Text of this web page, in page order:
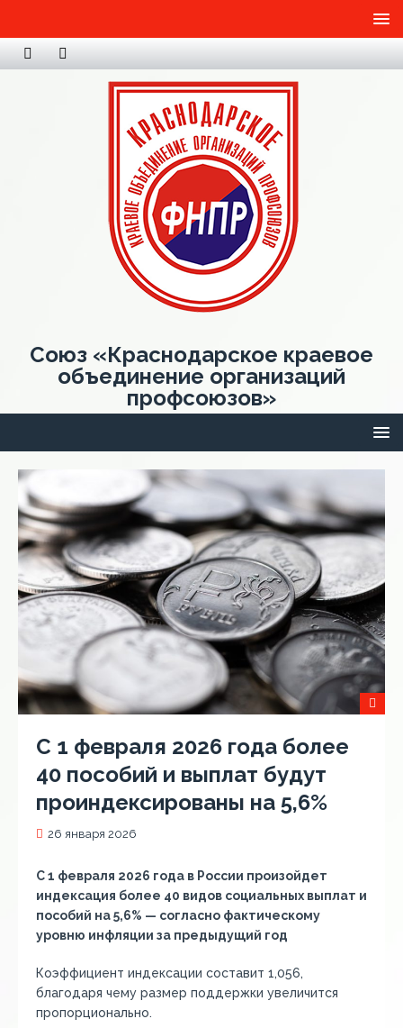
Союз «Краснодарское краевое
объединение организаций
профсоюзов»
С 1 февраля 2026 года более
40 пособий и выплат будут
проиндексированы на 5,6%
26 января 2026
С 1 февраля 2026 года в России произойдет
индексация более 40 видов социальных выплат и
пособий на 5,6% — согласно фактическому
уровню инфляции за предыдущий год
Коэффициент индексации составит 1,056,
благодаря чему размер поддержки увеличится
пропорционально.